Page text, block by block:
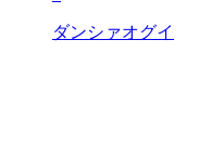
ダンシァオグイ